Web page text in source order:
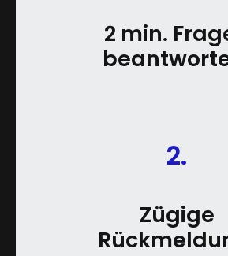
2 min.
2.
Zügige